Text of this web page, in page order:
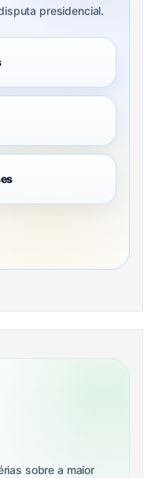
presidencial.
sobre a maior